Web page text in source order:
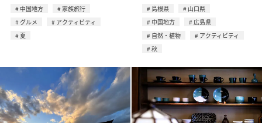
中国地方
家族旅行
グルメ
アクティビティ
夏
島根県
山口県
中国地方
広島県
自然・植物
アクティビティ
秋